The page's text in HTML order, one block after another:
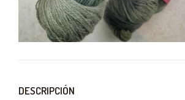
DESCRIPCIÓN